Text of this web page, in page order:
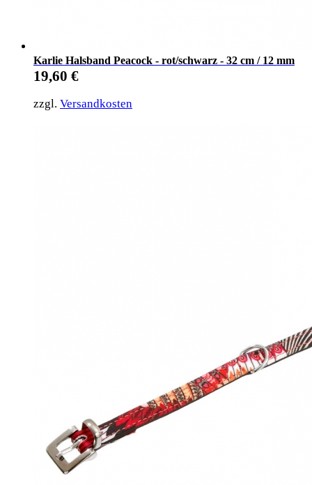
Karlie Halsband Peacock - rot/schwarz - 32 cm / 12 mm
19,60 €
zzgl. Versandkosten